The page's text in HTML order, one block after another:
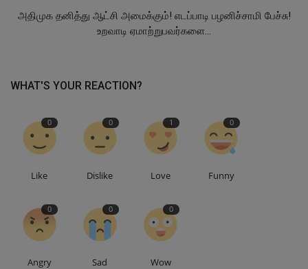
அதிமுக தனித்து ஆட்சி அமைக்கும்! எடப்பாடி பழனிச்சாமி பேச்சு!
உறவாடி ஏமாற்றுபவர்களை...
WHAT'S YOUR REACTION?
0
Like
0
Dislike
1
Love
0
Funny
0
Angry
0
Sad
0
Wow